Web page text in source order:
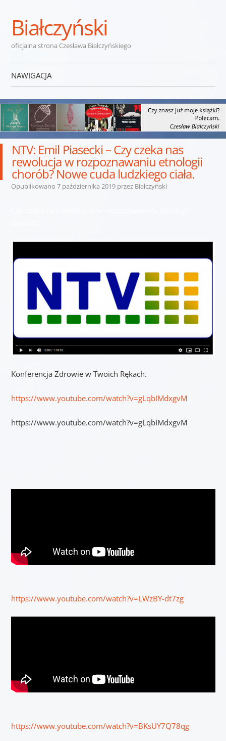
Białczyński
oficjalna strona Czesława Białczyńskiego
NAWIGACJA
NTV: Emil Piasecki – Czy czeka nas
rewolucja w rozpoznawaniu etnologii
chorób? Nowe cuda ludzkiego ciała.
Opublikowano 7 października 2019przez Białczyński
Konferencja Zdrowie w Twoich Rękach.
https://www.youtube.com/watch?v=gLqbIMdxgvM
https://www.youtube.com/watch?v=gLqbIMdxgvM
https://www.youtube.com/watch?v=LWzBY-dt7zg
https://www.youtube.com/watch?v=BKsUY7Q78qg